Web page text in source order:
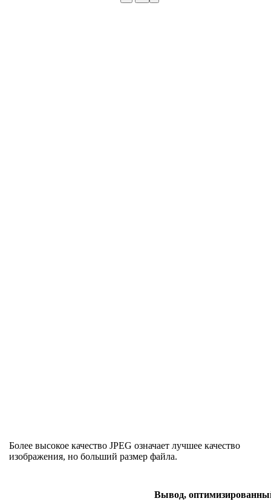
Более высокое качество JPEG означает лучшее качество
изображения, но больший размер файла.
Вывод,